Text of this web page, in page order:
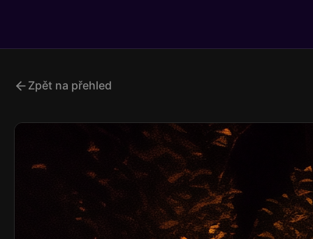
Zpět na přehled